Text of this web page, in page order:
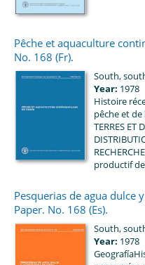
Pêche et aquaculture
No. 168 (Fr).
South,
Year: 1978
Histoire
pêche et de
TERRES ET
productif
Pesquerias de agua dulce
Paper. No. 168 (Es).
South,
Year: 1978